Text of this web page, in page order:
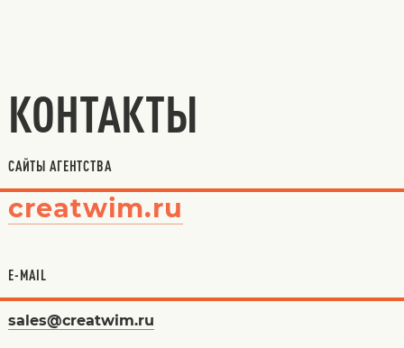
КОНТАКТЫ
САЙТЫ АГЕНТСТВА
creatwim.ru
E-MAIL
sales@creatwim.ru